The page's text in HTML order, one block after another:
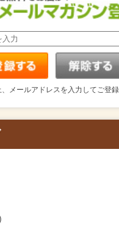
、メールアドレスを入力してご登